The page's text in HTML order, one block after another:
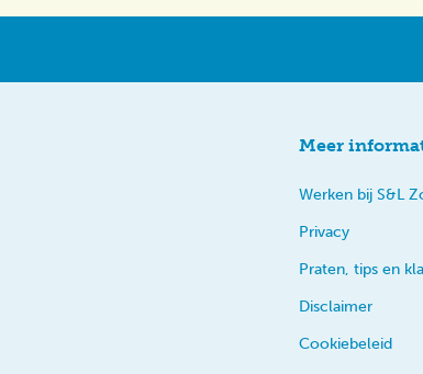
Meer
Werken bij S&L
Privacy
Praten, tips en
Disclaimer
Cookiebeleid